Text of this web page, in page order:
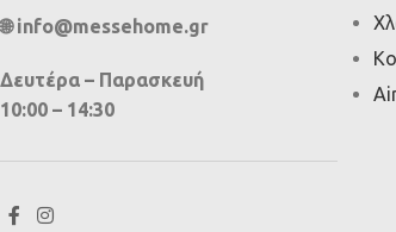
🌐 info@messehome.gr
Δευτέρα – Παρασκευή
10:00 – 14:30